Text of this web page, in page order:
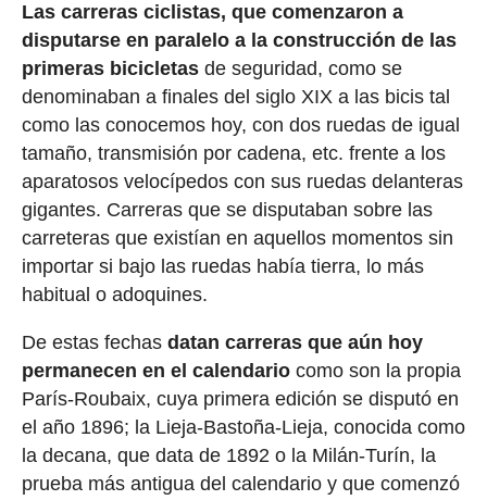
Las carreras ciclistas, que comenzaron a
disputarse en paralelo a la construcción de las
primeras bicicletasde seguridad, como se
denominaban a finales del siglo XIX a las bicis tal
como las conocemos hoy, con dos ruedas de igual
tamaño, transmisión por cadena, etc. frente a los
aparatosos velocípedos con sus ruedas delanteras
gigantes. Carreras que se disputaban sobre las
carreteras que existían en aquellos momentos sin
importar si bajo las ruedas había tierra, lo más
habitual o adoquines.
De estas fechas datan carreras que aún hoy
permanecen en el calendariocomo son la propia
París-Roubaix, cuya primera edición se disputó en
el año 1896; la Lieja-Bastoña-Lieja, conocida como
la decana, que data de 1892 o la Milán-Turín, la
prueba más antigua del calendario y que comenzó